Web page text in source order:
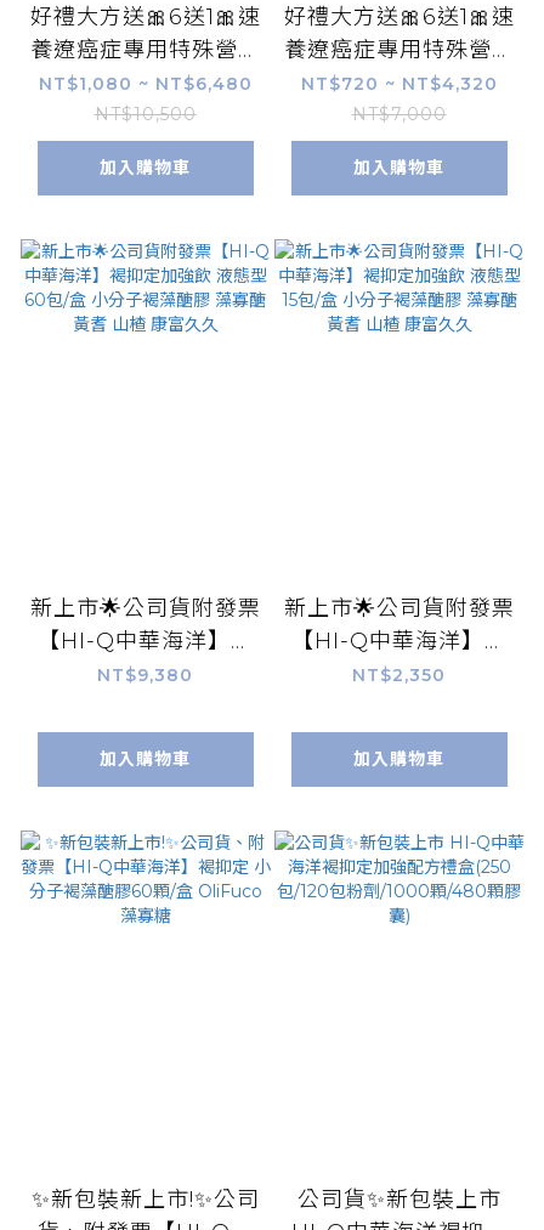
好禮大方送🎀6送1🎀速
養遼癌症專用特殊營養
配方600g/罐 可管灌
麩醯胺酸 omega3藻
油 速養療 康富久久
NT$1,080 ~ NT$6,480
NT$10,500
加入購物車
好禮大方送🎀6送1🎀速
養遼癌症專用特殊營養
配方10包/盒 可管灌
麩醯胺酸 omega3藻
油 速養療 康富久久
NT$720 ~ NT$4,320
NT$7,000
加入購物車
新上市🌟公司貨附發票
【HI-Q中華海洋】褐
抑定加強飲 液態型 60
藻寡醣 黃耆 山楂 康富
久久
NT$9,380
加入購物車
新上市🌟公司貨附發票
【HI-Q中華海洋】褐
抑定加強飲 液態型 15
藻寡醣 黃耆 山楂 康富
久久
NT$2,350
加入購物車
✨新包裝新上市!✨公司
公司貨✨新包裝上市